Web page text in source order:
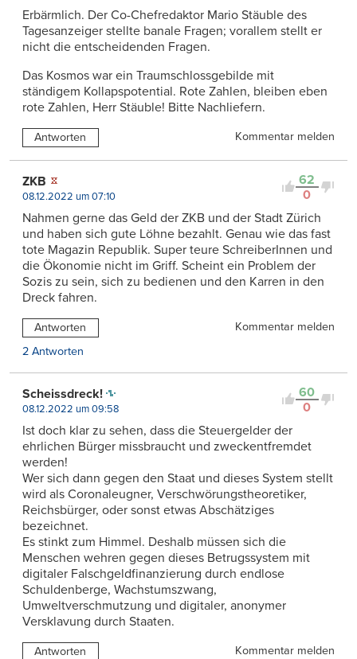
Erbärmlich. Der Co-Chefredaktor Mario Stäuble des
Tagesanzeiger stellte banale Fragen; vorallem stellt er
nicht die entscheidenden Fragen.
Das Kosmos war ein Traumschlossgebilde mit
ständigem Kollapspotential. Rote Zahlen, bleiben eben
rote Zahlen, Herr Stäuble! Bitte Nachliefern.
Antworten Kommentar melden
62
0
ZKB
08.12.2022 um 07:10
Nahmen gerne das Geld der ZKB und der Stadt Zürich
und haben sich gute Löhne bezahlt. Genau wie das fast
tote Magazin Republik. Super teure SchreiberInnen und
die Ökonomie nicht im Griff. Scheint ein Problem der
Sozis zu sein, sich zu bedienen und den Karren in den
Dreck fahren.
Antworten
Kommentar melden
2 Antworten
60
0
Scheissdreck!
08.12.2022 um 09:58
Ist doch klar zu sehen, dass die Steuergelder der
ehrlichen Bürger missbraucht und zweckentfremdet
werden!
Wer sich dann gegen den Staat und dieses System stellt
wird als Coronaleugner, Verschwörungstheoretiker,
Reichsbürger, oder sonst etwas Abschätziges
bezeichnet.
Es stinkt zum Himmel. Deshalb müssen sich die
Menschen wehren gegen dieses Betrugssystem mit
digitaler Falschgeldfinanzierung durch endlose
Schuldenberge, Wachstumszwang,
Umweltverschmutzung und digitaler, anonymer
Versklavung durch Staaten.
Antworten
Kommentar melden